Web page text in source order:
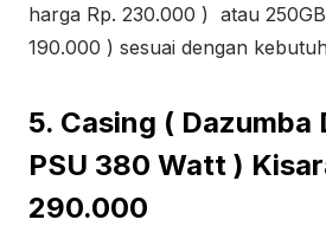
harga Rp. 230.000 ) atau
190.000 ) sesuai dengan
5. Casing ( Dazumba
PSU 380 Watt )
290.000